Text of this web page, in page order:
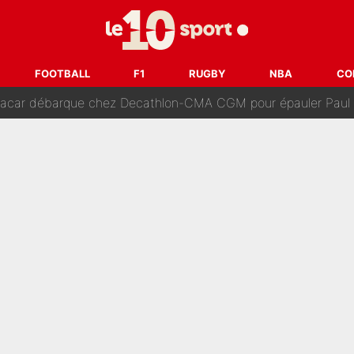
FOOTBALL F1 RUGBY NBA
sont investis» : Pendant que l'OM est en pleine crise financière, Frank
accèlère sur le mercato : Voilà les deux nouvelles recrues
débarque chez Decathlon-CMA CGM pour épauler Paul Seixas :